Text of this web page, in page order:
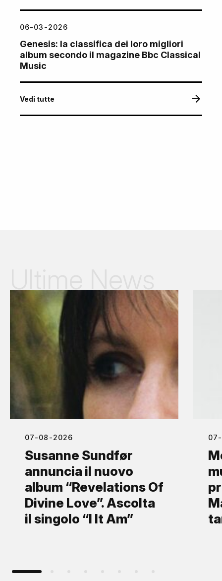
06-03-2026
Genesis: la classifica dei loro migliori
album secondo il magazine Bbc Classical
Music
Vedi tutte
07-08-2026
Susanne Sundfør
annuncia il nuovo
album “Revelations Of
Divine Love”. Ascolta
il singolo “I It Am”